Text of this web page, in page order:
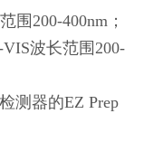
围200-400nm；
波长范围200-
测器的EZ Prep